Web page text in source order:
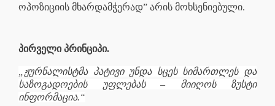
ოპოზიციის მხარდამჭერად” არის მოხსენიებული.
პირველი პრინციპი.
„ჟურნალისტმა პატივი უნდა სცეს სიმართლეს და
საზოგადოების უფლებას – მიიღოს ზუსტი
ინფორმაცია.“